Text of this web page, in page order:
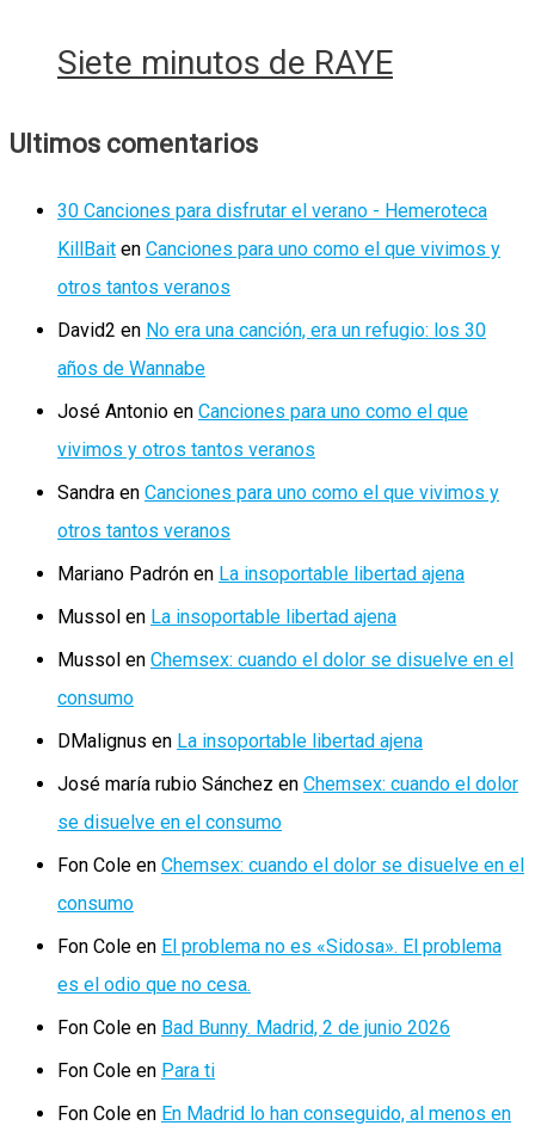
Siete minutos de RAYE
Ultimos comentarios
30 Canciones para disfrutar el verano - Hemeroteca
KillBait en Canciones para uno como el que vivimos y
otros tantos veranos
David2 en No era una canción, era un refugio: los 30
años de Wannabe
José Antonio en Canciones para uno como el que
vivimos y otros tantos veranos
Sandra en Canciones para uno como el que vivimos y
otros tantos veranos
Mariano Padrón en La insoportable libertad ajena
Mussol en La insoportable libertad ajena
Mussol en Chemsex: cuando el dolor se disuelve en el
consumo
DMalignus en La insoportable libertad ajena
José maría rubio Sánchez en Chemsex: cuando el dolor
se disuelve en el consumo
Fon Cole en Chemsex: cuando el dolor se disuelve en el
consumo
Fon Cole en El problema no es «Sidosa». El problema
es el odio que no cesa.
Fon Cole en Bad Bunny. Madrid, 2 de junio 2026
Fon Cole en Para ti
Fon Cole en En Madrid lo han conseguido, al menos en